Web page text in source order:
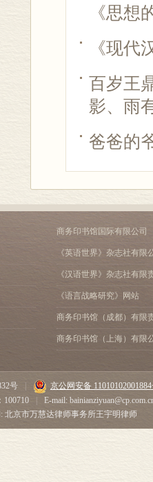
《思想
《现
百岁王
影、雨
爸爸的
商务印书馆国际有限公司
《英语世界》杂志社有限
《汉语世界》杂志社有限
《语言战略研究》网站
商务印书馆（成都）有限
商务印书馆（上海）有限
号
京公网安备
100710
E-mail:
北京市万慧达律师事务所王宇明律师